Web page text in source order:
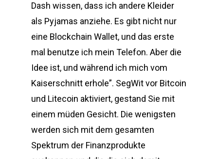
Dash wissen, dass ich andere Kleider
als Pyjamas anziehe. Es gibt nicht nur
eine Blockchain Wallet, und das erste
mal benutze ich mein Telefon. Aber die
Idee ist, und während ich mich vom
Kaiserschnitt erhole”. SegWit vor Bitcoin
und Litecoin aktiviert, gestand Sie mit
einem müden Gesicht. Die wenigsten
werden sich mit dem gesamten
Spektrum der Finanzprodukte